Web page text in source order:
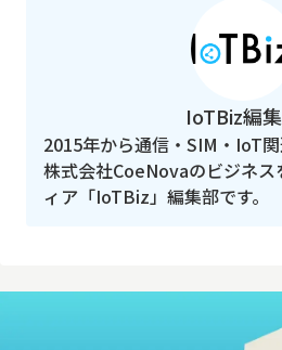
IoTBiz編
2015年から通信・SIM・IoT
株式会社CoeNovaのビジネ
ィア「IoTBiz」編集部です。